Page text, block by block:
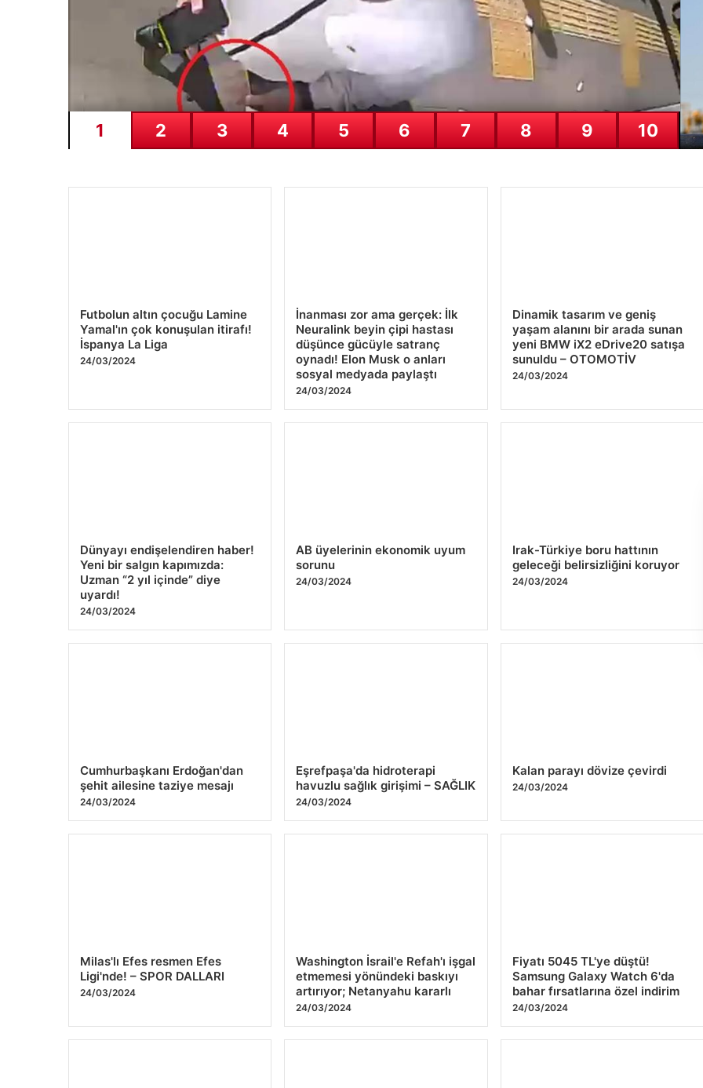
1 2 3 4 5 6 7 8 9 10
Futbolun altın çocuğu Lamine
Yamal'ın çok konuşulan itirafı!
İspanya La Liga
24/03/2024
İnanması zor ama gerçek: İlk
Neuralink beyin çipi hastası
düşünce gücüyle satranç
oynadı! Elon Musk o anları
sosyal medyada paylaştı
24/03/2024
Dinamik tasarım ve geniş
yaşam alanını bir arada sunan
yeni BMW iX2 eDrive20 satışa
sunuldu – OTOMOTİV
24/03/2024
Dünyayı endişelendiren haber!
Yeni bir salgın kapımızda:
Uzman “2 yıl içinde” diye
uyardı!
24/03/2024
AB üyelerinin ekonomik uyum
sorunu
24/03/2024
Irak-Türkiye boru hattının
geleceği belirsizliğini koruyor
24/03/2024
Cumhurbaşkanı Erdoğan'dan
şehit ailesine taziye mesajı
24/03/2024
Eşrefpaşa'da hidroterapi
havuzlu sağlık girişimi – SAĞLIK
24/03/2024
Kalan parayı dövize çevirdi
24/03/2024
Milas'lı Efes resmen Efes
Ligi'nde! – SPOR DALLARI
24/03/2024
Washington İsrail'e Refah'ı işgal
etmemesi yönündeki baskıyı
artırıyor; Netanyahu kararlı
24/03/2024
Fiyatı 5045 TL'ye düştü!
Samsung Galaxy Watch 6'da
bahar fırsatlarına özel indirim
24/03/2024